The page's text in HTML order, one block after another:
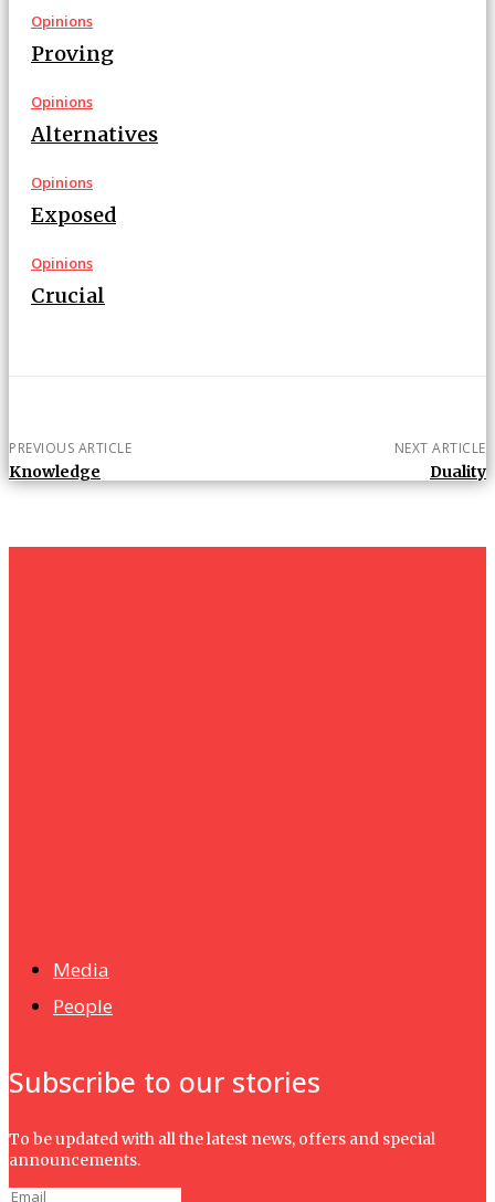
Opinions
Proving
Opinions
Alternatives
Opinions
Exposed
Opinions
Crucial
PREVIOUS ARTICLE
Knowledge
NEXT ARTICLE
Duality
Media
People
Subscribe to our stories
To be updated with all the latest news, offers and special
announcements.